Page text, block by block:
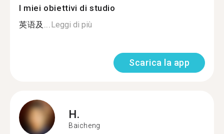
I miei obiettivi di studio
英语及...Leggi di più
Scarica la app
H.
Baicheng